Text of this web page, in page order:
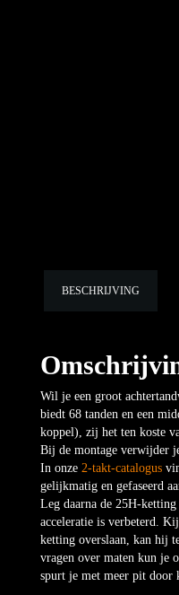
BESCHRIJVING
Wil je een groot
biedt 68 tanden en een
koppel), zij het ten koste
Bij de montage verwijder
In onze 2-takt-catalogus
gelijkmatig en gefaseerd
Leg daarna de 25H-
acceleratie is verbeterd.
ketting overslaan, kan hij
vragen over maten kun je
spurt je met meer pit door